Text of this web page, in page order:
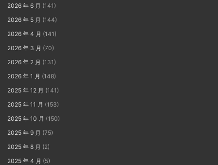
2026 年 6 月 (141)
2026 年 5 月 (144)
2026 年 4 月 (141)
2026 年 3 月 (70)
2026 年 2 月 (131)
2026 年 1 月 (148)
2025 年 12 月 (141)
2025 年 11 月 (153)
2025 年 10 月 (150)
2025 年 9 月 (75)
2025 年 8 月 (2)
2025 年 4 月 (5)